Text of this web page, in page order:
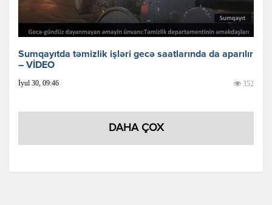
Sumqayıtda təmizlik işləri gecə saatlarında da aparılır
– VİDEO
İyul 30, 09:46 352
DAHA ÇOX